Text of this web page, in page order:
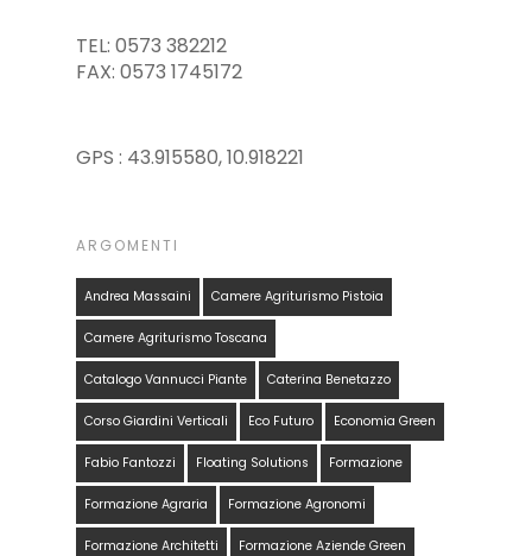
TEL: 0573 382212
FAX: 0573 1745172
GPS : 43.915580, 10.918221
ARGOMENTI
Andrea Massaini Camere Agriturismo Pistoia
Camere Agriturismo Toscana
Catalogo Vannucci Piante Caterina Benetazzo
Corso Giardini Verticali Eco Futuro Economia Green
Fabio Fantozzi Floating Solutions Formazione
Formazione Agraria Formazione Agronomi
Formazione Architetti Formazione Aziende Green